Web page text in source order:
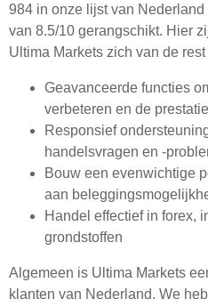
984 in onze lijst van
van 8.5/10 gerangschikt. Hier
Ultima Markets zich van de
Geavanceerde functies
verbeteren en de
Responsief
handelsvragen en -
Bouw een evenwichtige
aan
Handel effectief in forex,
grondstoffen
Algemeen is Ultima Markets
klanten van Nederland. We